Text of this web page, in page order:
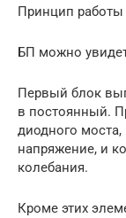
Принцип
БП можно
Первый блок
в постоянный.
диодного
напряжение, и
колебания.
Кроме этих